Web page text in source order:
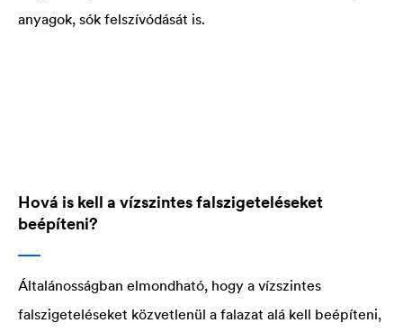
anyagok, sók felszívódását is.
Hová is kell a vízszintes falszigeteléseket
beépíteni?
Általánosságban elmondható, hogy a vízszintes
falszigeteléseket közvetlenül a falazat alá kell beépíteni,